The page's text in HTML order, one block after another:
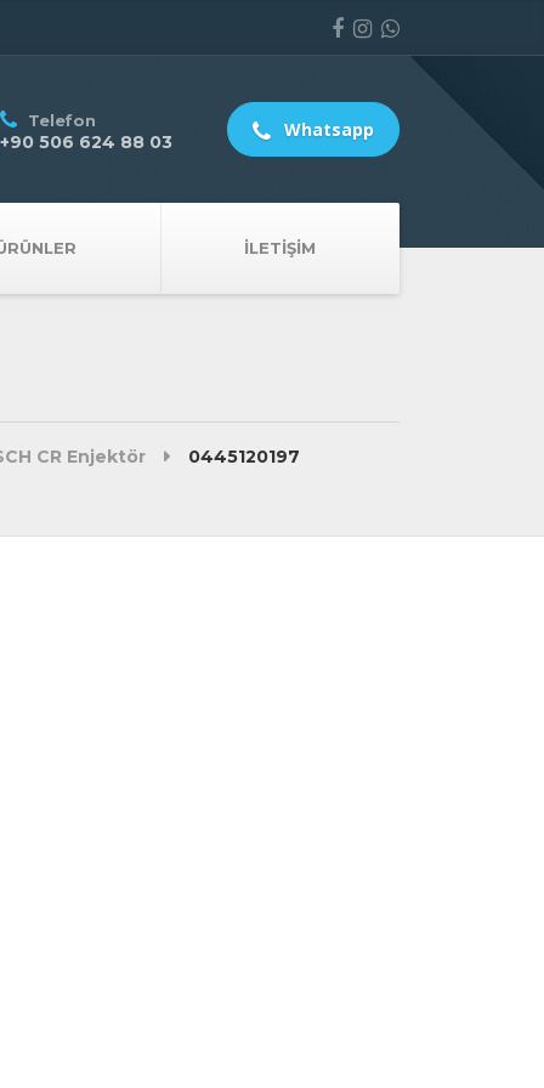
İLETIŞIM
Telefon
+90 506 624 88 03
Whatsapp
CR Enjektör 0445120197